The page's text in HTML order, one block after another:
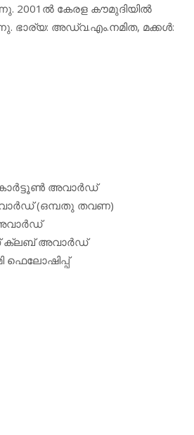
2001ല്‍ കേരള കൗമുദിയില്‍
ഭാര്യ: അഡ്വ.എം.നമിത, മക്കള്‍:
കാര്‍ട്ടൂണ്‍ അവാര്‍ഡ്
(ഒമ്പതു തവണ)
അവാര്‍ഡ്
ക്ലബ് അവാര്‍ഡ്
ഫെലോഷിപ്പ്